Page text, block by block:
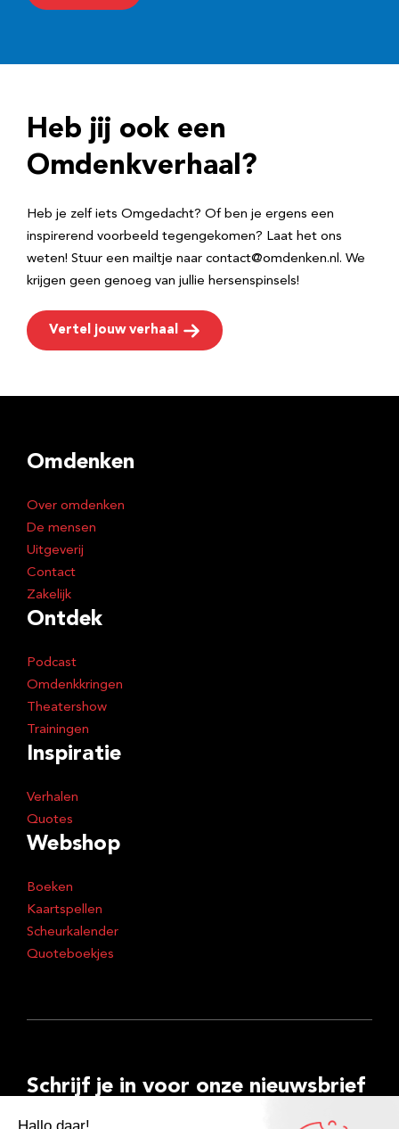
r
e
Heb jij ook een
Omdenkverhaal?
Heb je zelf iets Omgedacht? Of ben je ergens een
inspirerend voorbeeld tegengekomen? Laat het ons
weten! Stuur een mailtje naar contact@omdenken.nl. We
krijgen geen genoeg van jullie hersenspinsels!
Vertel jouw verhaal
Omdenken
Over omdenken
De mensen
Uitgeverij
Contact
Zakelijk
Ontdek
Podcast
Omdenkkringen
Theatershow
Trainingen
Inspiratie
Verhalen
Quotes
Webshop
Boeken
Kaartspellen
Scheurkalender
Quoteboekjes
Schrijf je in voor onze nieuwsbrief